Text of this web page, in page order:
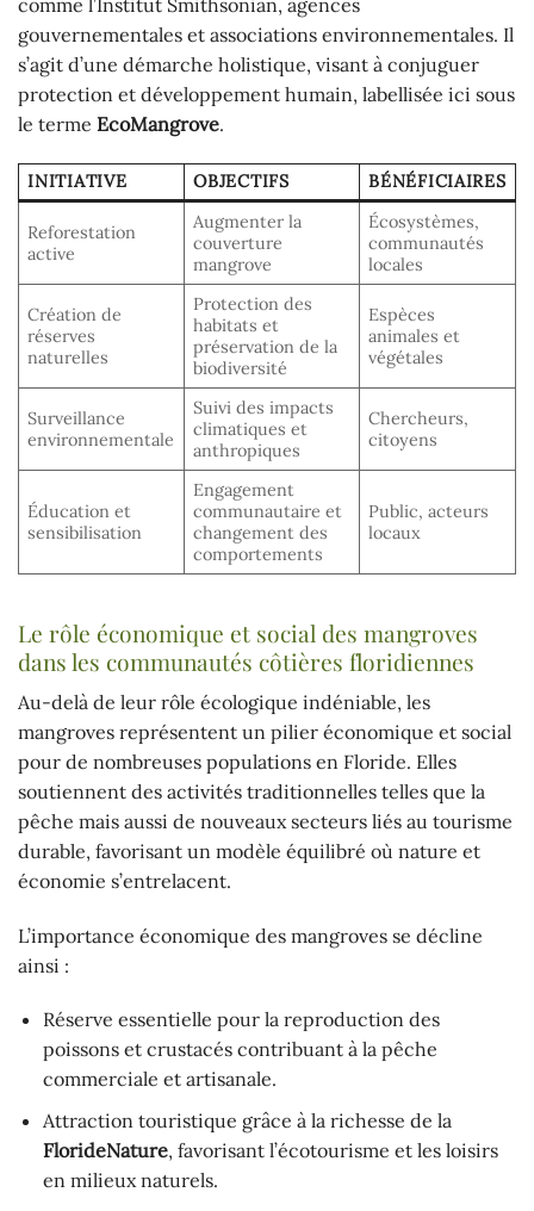
gouvernementales et associations environnementales. Il
s’agit d’une démarche holistique, visant à conjuguer
protection et développement humain, labellisée ici sous
le terme EcoMangrove.
INITIATIVE OBJECTIFS BÉNÉFICIAIRES
Reforestation
active
Augmenter la
couverture
mangrove
Écosystèmes,
communautés
locales
Création de
réserves
naturelles
Protection des
habitats et
préservation de la
biodiversité
Espèces
animales et
végétales
Surveillance
environnementale
Suivi des impacts
climatiques et
anthropiques
Chercheurs,
citoyens
Éducation et
sensibilisation
Engagement
communautaire et
changement des
comportements
Public, acteurs
locaux
Le rôle économique et social des mangroves
dans les communautés côtières floridiennes
Au-delà de leur rôle écologique indéniable, les
mangroves représentent un pilier économique et social
pour de nombreuses populations en Floride. Elles
soutiennent des activités traditionnelles telles que la
pêche mais aussi de nouveaux secteurs liés au tourisme
durable, favorisant un modèle équilibré où nature et
économie s’entrelacent.
L’importance économique des mangroves se décline
ainsi :
Réserve essentielle pour la reproduction des
poissons et crustacés contribuant à la pêche
commerciale et artisanale.
Attraction touristique grâce à la richesse de la
FlorideNature, favorisant l’écotourisme et les loisirs
en milieux naturels.